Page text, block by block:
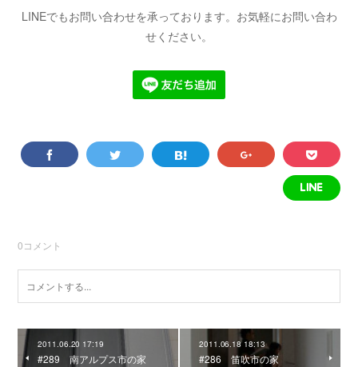
LINEでもお問い合わせを承っております。お気軽にお問い合わ
せください。
0コメント
2011.06.20 17:19
#289 南アルプス市の家
2011.06.18 18:13
#286 笛吹市の家